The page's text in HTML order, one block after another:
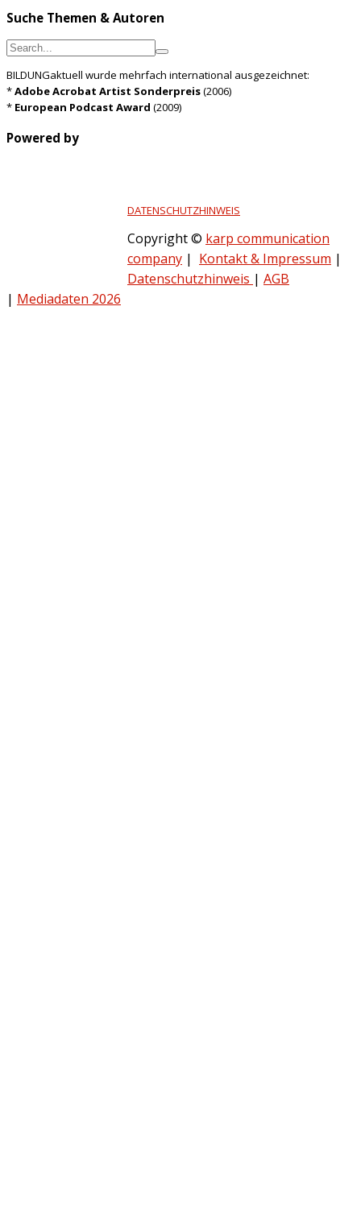
Suche Themen & Autoren
BILDUNGaktuell wurde mehrfach international ausgezeichnet:
*Adobe Acrobat Artist Sonderpreis(2006)
* European Podcast Award (2009)
Powered by
DATENSCHUTZHINWEIS
Copyright © karp communication
company | Kontakt & Impressum |
Datenschutzhinweis | AGB
| Mediadaten 2026